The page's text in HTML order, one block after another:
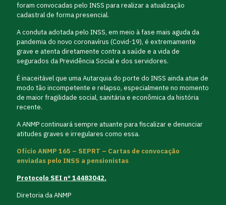
foram convocadas pelo INSS para realizar a atualização
cadastral de forma presencial.
A conduta adotada pelo INSS, em meio à fase mais aguda da
pandemia do novo coronavírus (Covid-19), é extremamente
grave e atenta diretamente contra a saúde e a vida de
segurados da Previdência Social e dos servidores.
É inaceitável que uma Autarquia do porte do INSS ainda atue de
modo tão incompetente e relapso, especialmente no momento
de maior fragilidade social, sanitária e econômica da história
recente.
A ANMP continuará sempre atuante para fiscalizar e denunciar
atitudes graves e irregulares como essa.
Ofício ANMP 165 – SEPRT – Cartas de convocação
enviadas pelo INSS a pensionistas
Protocolo SEI nº 14483042.
Diretoria da ANMP